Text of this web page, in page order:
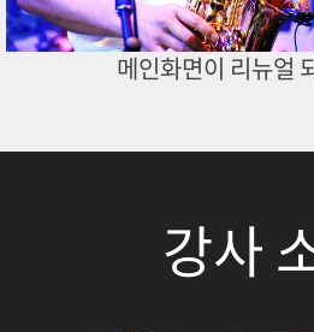
메인화면이 리뉴얼
강사